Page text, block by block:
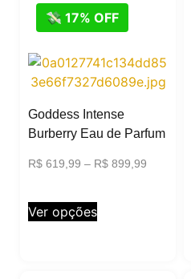
💸 17% OFF
Goddess Intense
Burberry Eau de Parfum
R$ 619,99 – R$ 899,99
Ver opções